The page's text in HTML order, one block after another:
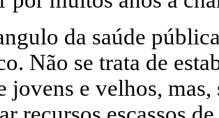
da saúde
Não se trata de
jovens e velhos,